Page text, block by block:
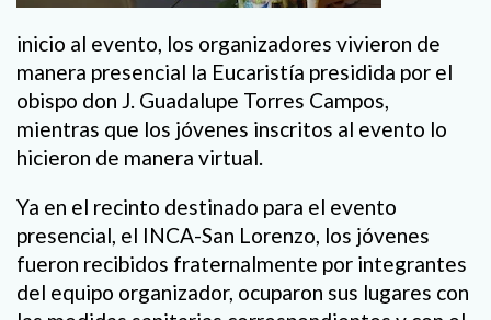
inicio al evento, los organizadores vivieron de
manera presencial la Eucaristía presidida por el
obispo don J. Guadalupe Torres Campos,
mientras que los jóvenes inscritos al evento lo
hicieron de manera virtual.
Ya en el recinto destinado para el evento
presencial, el INCA-San Lorenzo, los jóvenes
fueron recibidos fraternalmente por integrantes
del equipo organizador, ocuparon sus lugares con